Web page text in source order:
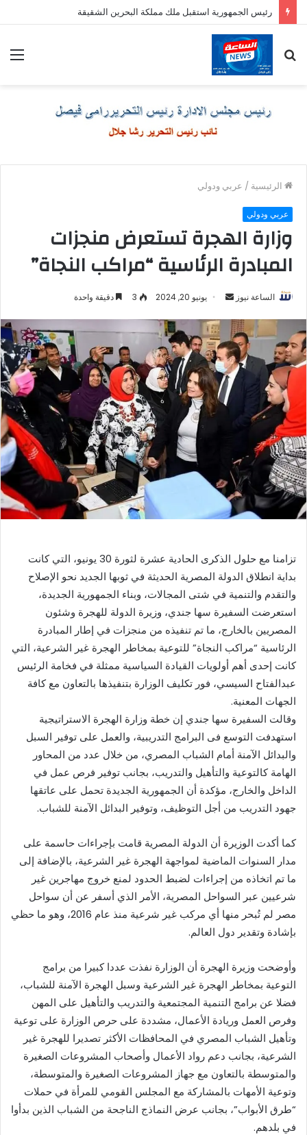
رئيس الجمهورية استقبل ملك مملكة البحرين الشقيقة
عن
الرئيسية / عربي ودولي
عربي ودولي
وزارة الهجرة تستعرض منجزات
المبادرة الرئاسية “مراكب النجاة”
الساعة نيوز
أرسل
إلكترونيا
يونيو 20, 2024 3 دقيقة واحدة
تزامنا مع حلول الذكرى الحادية عشرة لثورة 30 يونيو، التي كانت
بداية انطلاق الدولة المصرية الحديثة في ثوبها الجديد نحو الإصلاح
والتقدم والتنمية في شتى المجالات، وبناء الجمهورية الجديدة،
استعرضت السفيرة سها جندي، وزيرة الدولة للهجرة وشئون
المصريين بالخارج، ما تم تنفيذه من منجزات في إطار المبادرة
الرئاسية “مراكب النجاة” للتوعية بمخاطر الهجرة غير الشرعية، التي
كانت إحدى أهم أولويات القيادة السياسية ممثلة في فخامة الرئيس
عبدالفتاح السيسي، فور تكليف الوزارة بتنفيذها بالتعاون مع كافة
الجهات المعنية.
وقالت السفيرة سها جندي إن خطة وزارة الهجرة الاستراتيجية
استهدفت التوسع فى البرامج التدريبية، والعمل على توفير السبل
والبدائل الآمنة أمام الشباب المصري، من خلال عدد من المحاور
الهامة كالتوعية والتأهيل والتدريب، بجانب توفير فرص عمل في
الداخل والخارج، مؤكدة أن الجمهورية الجديدة تحمل على عاتقها
جهود التدريب من أجل التوظيف، وتوفير البدائل الآمنة للشباب.
كما أكدت الوزيرة أن الدولة المصرية قامت بإجراءات حاسمة على
مدار السنوات الماضية لمواجهة الهجرة غير الشرعية، بالإضافة إلى
ما تم اتخاذه من إجراءات لضبط الحدود لمنع خروج مهاجرين غير
شرعيين عبر السواحل المصرية، الأمر الذي أسفر عن أن سواحل
مصر لم تُبحر منها أي مركب غير شرعية منذ عام 2016، وهو ما حظي
بإشادة وتقدير دول العالم.
وأوضحت وزيرة الهجرة أن الوزارة نفذت عددا كبيرا من برامج
التوعية بمخاطر الهجرة غير الشرعية وسبل الهجرة الآمنة للشباب،
فضلا عن برامج التنمية المجتمعية والتدريب والتأهيل على المهن
وفرص العمل وريادة الأعمال، مشددة على حرص الوزارة على توعية
وتأهيل الشباب المصري في المحافظات الأكثر تصديرا للهجرة غير
الشرعية، بجانب دعم رواد الأعمال وأصحاب المشروعات الصغيرة
والمتوسطة بالتعاون مع جهاز المشروعات الصغيرة والمتوسطة،
وتوعية الأمهات بالمشاركة مع المجلس القومي للمرأة في حملات
“طرق الأبواب”، بجانب عرض النماذج الناجحة من الشباب الذين بدأوا
في بلدهم.